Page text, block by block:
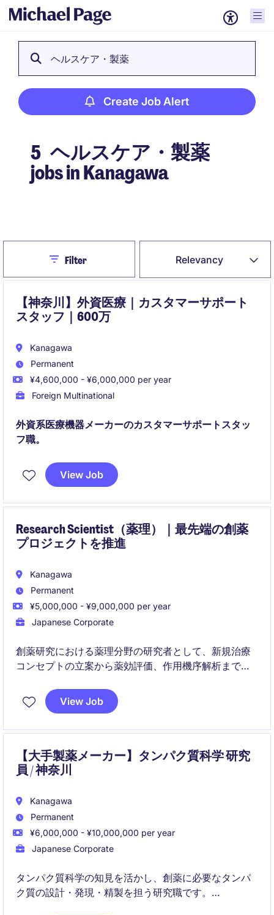
ヘルスケア・製薬
Create Job Alert
5 ヘルスケア・製薬
jobs in Kanagawa
Relevancy
CloseFilter
【神奈川】外資医療｜カスタマーサポート
スタッフ｜600万
Kanagawa
Permanent
¥4,600,000 - ¥6,000,000 per year
Foreign Multinational
外資系医療機器メーカーのカスタマーサポートスタッ
フ職。
View Job
Research Scientist（薬理）｜最先端の創薬
プロジェクトを推進
Kanagawa
Permanent
¥5,000,000 - ¥9,000,000 per year
Japanese Corporate
創薬研究における薬理分野の研究者として、新規治療
コンセプトの立案から薬効評価、作用機序解析まで幅
研究経験を活かし、革新的な医薬品創出を目指すポジ
ションです。
View Job
【大手製薬メーカー】タンパク質科学 研究
員 / 神奈川
Kanagawa
Permanent
¥6,000,000 - ¥10,000,000 per year
Japanese Corporate
タンパク質科学の知見を活かし、創薬に必要なタンパ
ク質の設計・発現・精製を担う研究職です。